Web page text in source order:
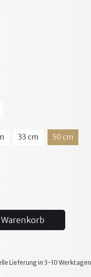
33 cm 50 cm
Lieferung in 3-10 Werktagen